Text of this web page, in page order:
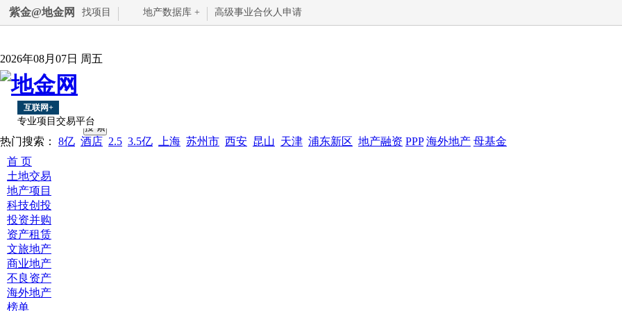
紫金@地金网 找项目 地产数据库 + 高级事业合伙人申请
2026年08月07日 周五
互联网+
专业项目交易平台
热门搜索： 8亿 酒店 2.5 3.5亿 上海 苏州市 西安 昆山 天津 浦东新区 地产融资 PPP 海外地产 母基金
首 页
土地交易
地产项目
科技创投
投资并购
资产租赁
文旅地产
商业地产
不良资产
海外地产
榜单